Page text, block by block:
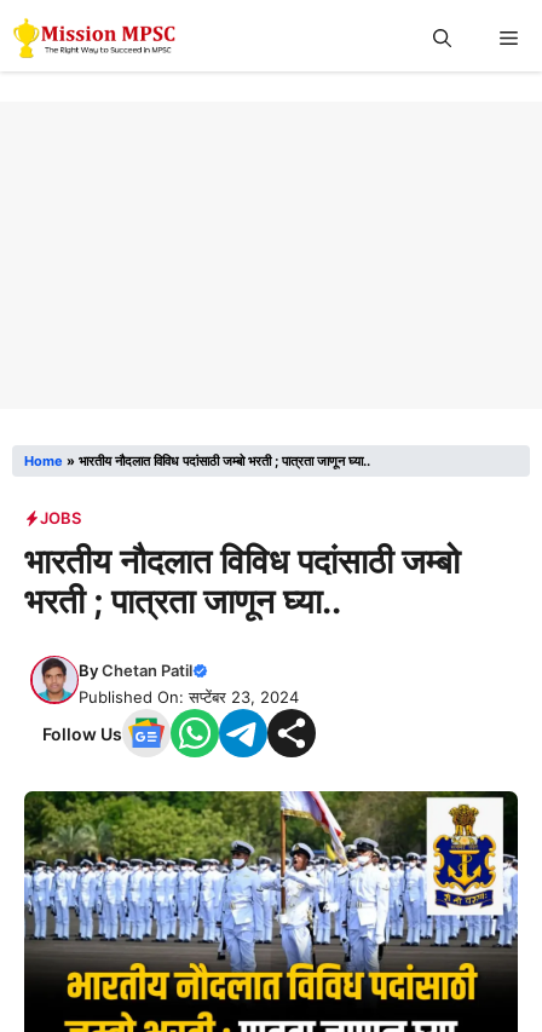
Skip
to
Home » भारतीय नौदलात विविध पदांसाठी जम्बो भरती ; पात्रता जाणून घ्या..
JOBS
भारतीय नौदलात विविध पदांसाठी जम्बो
भरती ; पात्रता जाणून घ्या..
ByChetan Patil
Published On: सप्टेंबर 23, 2024
Follow Us